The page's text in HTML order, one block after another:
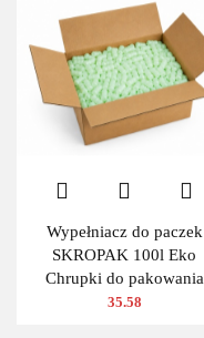
Wypełniacz do paczek
SKROPAK 100l Eko
Chrupki do pakowania
ZIELONY
35.58